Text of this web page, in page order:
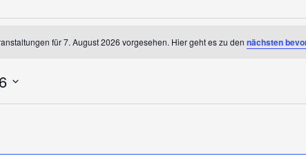
für 7. August 2026 vorgesehen. Hier geht es zu den nächsten